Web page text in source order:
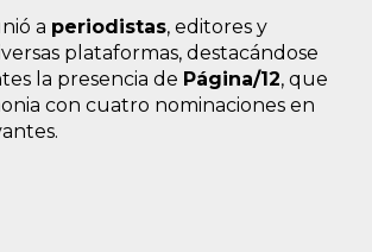
a periodistas, editores y
plataformas, destacándose
la presencia de Página/12, que
con cuatro nominaciones en